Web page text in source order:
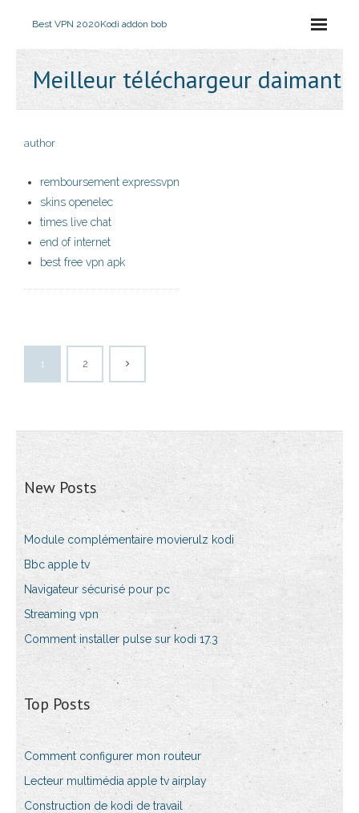
Best VPN 2020Kodi addon bob
Meilleur téléchargeur daimant
author
remboursement expressvpn
skins openelec
times live chat
end of internet
best free vpn apk
1 2
New Posts
Module complémentaire movierulz kodi
Bbc apple tv
Navigateur sécurisé pour pc
Streaming vpn
Comment installer pulse sur kodi 17.3
Top Posts
Comment configurer mon routeur
Lecteur multimédia apple tv airplay
Construction de kodi de travail